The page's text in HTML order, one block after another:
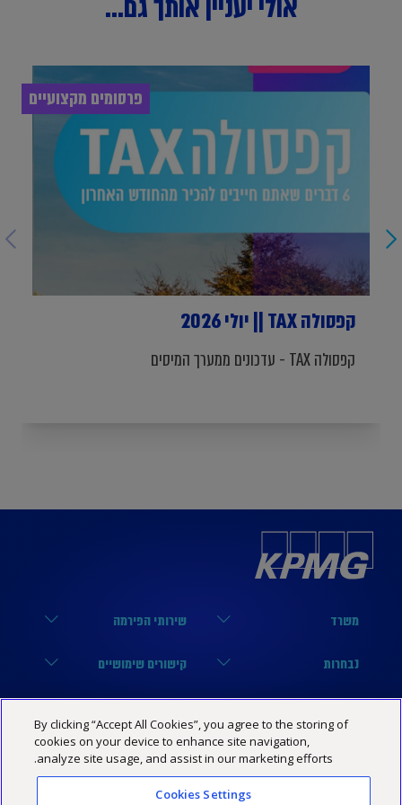
אולי יעניין אותך גם...
פרסומים מקצועיים
קפסולה TAX || יולי 2026
קפסולה TAX - עדכונים ממערך המיסים
משרד
הארבעה 17, תל אביב
03-6848444
Israel@kpmg.com
שירותי הפירמה
מערך הביקורת
מערך היעוץ
נבחרות
נבחרת טכנולוגיה
נבחרת פיננסים
נבחרת נדל”ן
קישורים שימושיים
הסיפור שלנו
מרכז מידע
שותפים
Facebook
מדיניות פרטיות הצהרת נגישות תנאי האתר
By clicking “Accept All Cookies”, you agree to the storing of
cookies on your device to enhance site navigation,
analyze site usage, and assist in our marketing efforts.
Cookies Settings